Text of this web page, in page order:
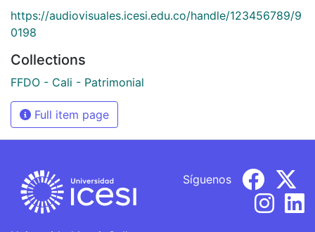
https://audiovisuales.icesi.edu.co/handle/123456789/9
0198
Collections
FFDO - Cali - Patrimonial
Full item page
Síguenos